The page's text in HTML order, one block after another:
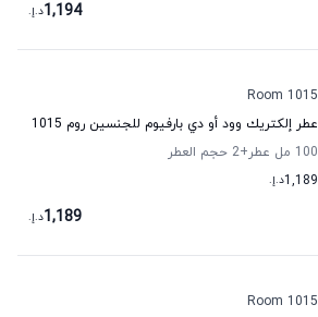
1,194د.إ.
Room 1015
عطر إلكتريك وود أو دي بارفيوم للجنسين روم 1015
100 مل عطر
+2
حجم العطر
1,189د.إ.
1,189د.إ.
Room 1015